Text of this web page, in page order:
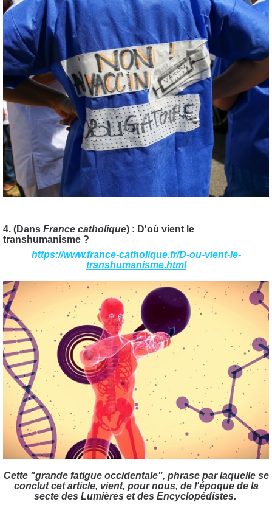
4. (Dans France catholique) : D'où vient le
transhumanisme ?
https://www.france-catholique.fr/D-ou-vient-le-
transhumanisme.html
Cette "grande fatigue occidentale", phrase par laquelle se
conclut cet article, vient, pour nous, de l'époque de la
secte des Lumières et des Encyclopédistes.